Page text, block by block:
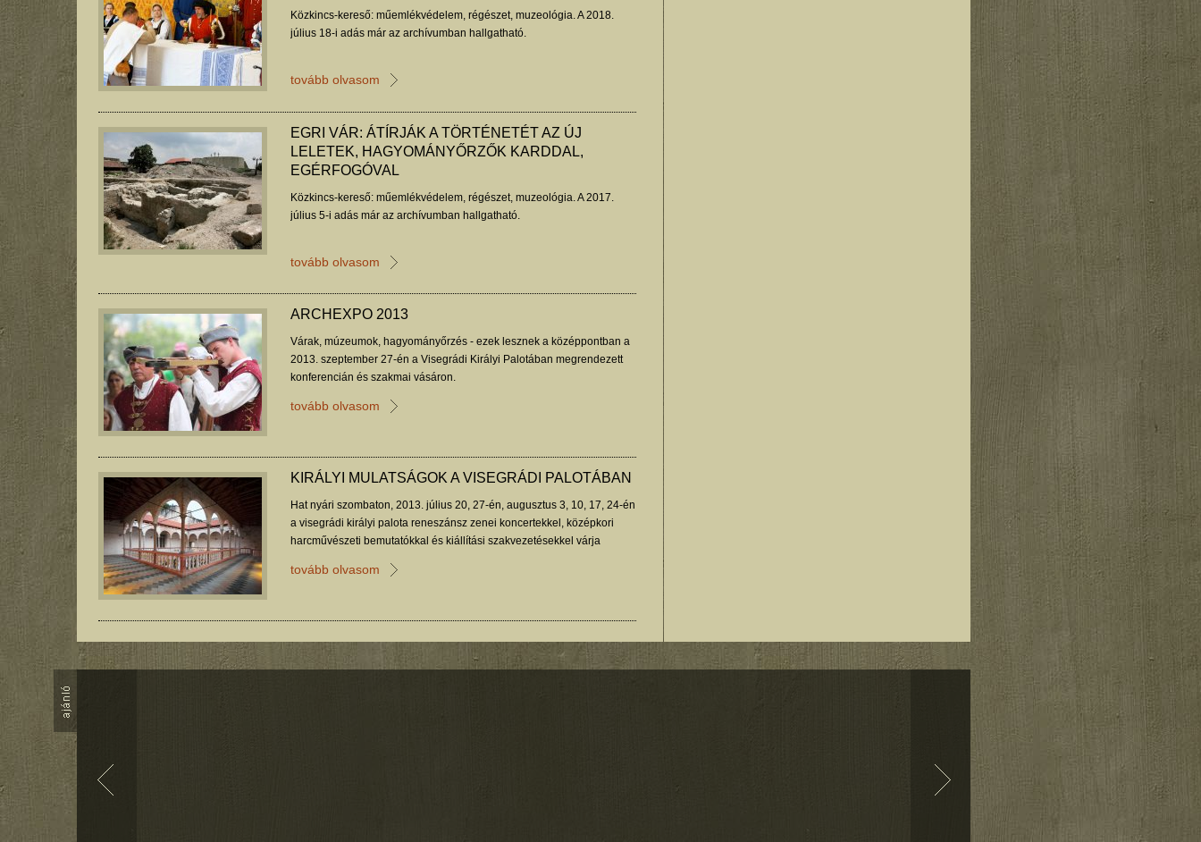
Közkincs-kereső: műemlékvédelem, régészet, muzeológia. A 2018.
július 18-i adás már az archívumban hallgatható.
tovább olvasom
EGRI VÁR: ÁTÍRJÁK A TÖRTÉNETÉT AZ ÚJ
LELETEK, HAGYOMÁNYŐRZŐK KARDDAL,
EGÉRFOGÓVAL
Közkincs-kereső: műemlékvédelem, régészet, muzeológia. A 2017.
július 5-i adás már az archívumban hallgatható.
tovább olvasom
ARCHEXPO 2013
Várak, múzeumok, hagyományőrzés - ezek lesznek a középpontban a
2013. szeptember 27-én a Visegrádi Királyi Palotában megrendezett
konferencián és szakmai vásáron.
tovább olvasom
KIRÁLYI MULATSÁGOK A VISEGRÁDI PALOTÁBAN
Hat nyári szombaton, 2013. július 20, 27-én, augusztus 3, 10, 17, 24-én
a visegrádi királyi palota reneszánsz zenei koncertekkel, középkori
harcművészeti bemutatókkal és kiállítási szakvezetésekkel várja
tovább olvasom